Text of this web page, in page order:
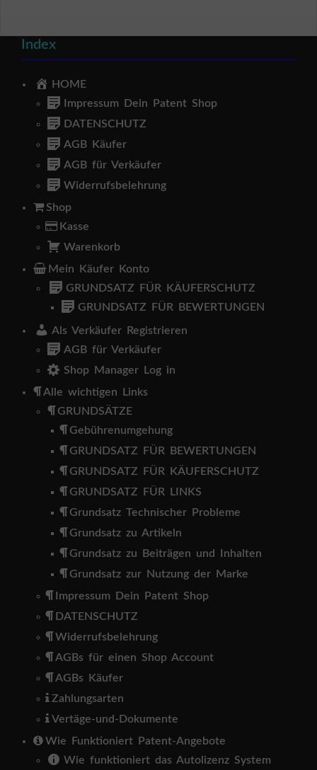
Index
HOME
Impressum Dein Patent Shop
DATENSCHUTZ
AGB Käufer
AGB für Verkäufer
Widerrufsbelehrung
Shop
Kasse
Warenkorb
Mein Käufer Konto
GRUNDSATZ FÜR KÄUFERSCHUTZ
GRUNDSATZ FÜR BEWERTUNGEN
Als Verkäufer Registrieren
AGB für Verkäufer
Shop Manager Log in
Alle wichtigen Links
GRUNDSÄTZE
Gebührenumgehung
GRUNDSATZ FÜR BEWERTUNGEN
GRUNDSATZ FÜR KÄUFERSCHUTZ
GRUNDSATZ FÜR LINKS
Grundsatz Technischer Probleme
Grundsatz zu Artikeln
Grundsatz zu Beiträgen und Inhalten
Grundsatz zur Nutzung der Marke
Impressum Dein Patent Shop
DATENSCHUTZ
Widerrufsbelehrung
AGBs für einen Shop Account
AGBs Käufer
Zahlungsarten
Vertäge-und-Dokumente
Wie Funktioniert Patent-Angebote
Wie funktioniert das Autolizenz System